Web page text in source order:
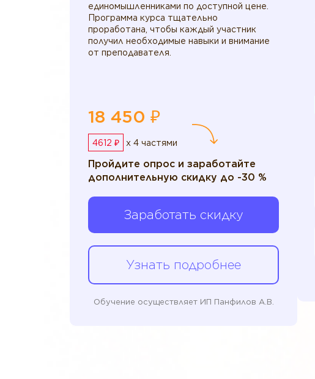
единомышленниками по доступной цене.
Программа курса тщательно
проработана, чтобы каждый участник
получил необходимые навыки и внимание
от преподавателя.
18 450 ₽
4612 ₽ x 4 частями
Пройдите опрос и заработайте
дополнительную скидку до -30 %
Заработать скидку
Узнать подробнее
Обучение осуществляет ИП Панфилов А.В.